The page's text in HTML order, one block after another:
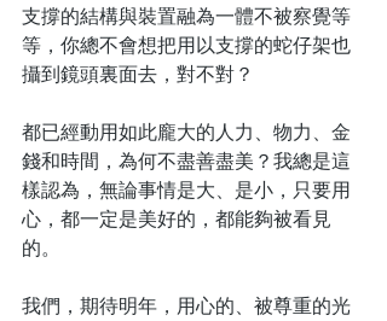
支撐的結構與裝置融為一體不被察覺等
等，你總不會想把用以支撐的蛇仔架也
攝到鏡頭裏面去，對不對？
都已經動用如此龐大的人力、物力、金
錢和時間，為何不盡善盡美？我總是這
樣認為，無論事情是大、是小，只要用
心，都一定是美好的，都能夠被看見
的。
我們，期待明年，用心的、被尊重的光